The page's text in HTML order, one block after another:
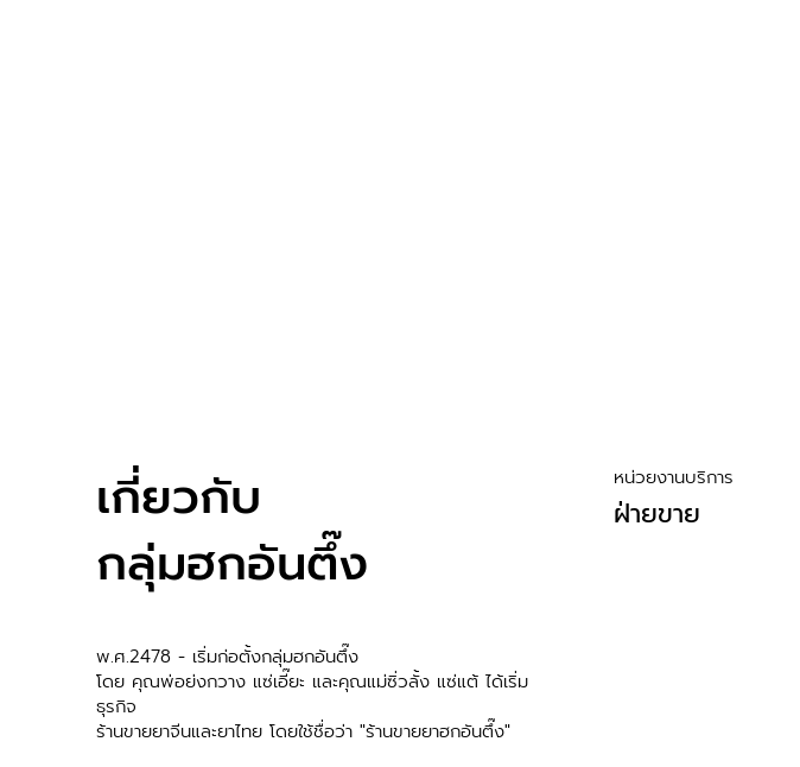
เกี่ยวกับ
กลุ่มฮกอันตึ๊ง
พ.ศ.2478 - เริ่มก่อตั้งกลุ่มฮกอันตึ๊ง
โดย คุณพ่อย่งกวาง แซ่เอี๊ยะ และคุณแม่ซิ่วลั้ง แซ่แต้ ได้เริ่ม
ธุรกิจ
ร้านขายยาจีนและยาไทย โดยใช้ชื่อว่า "ร้านขายยาฮกอันตึ๊ง"
หน่วยงานบริการ
ฝ่ายขาย